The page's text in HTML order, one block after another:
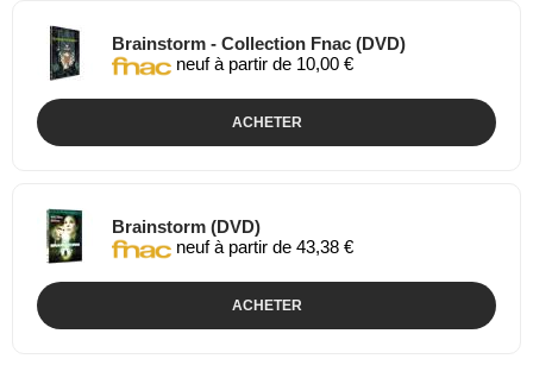
Brainstorm - Collection Fnac (DVD)
neuf à partir de 10,00 €
ACHETER
Brainstorm (DVD)
neuf à partir de 43,38 €
ACHETER